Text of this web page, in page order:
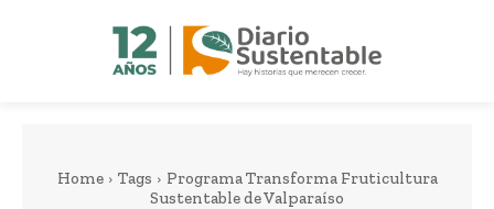
Home Tags
Programa Transforma Fruticultura
Sustentable de Valparaíso